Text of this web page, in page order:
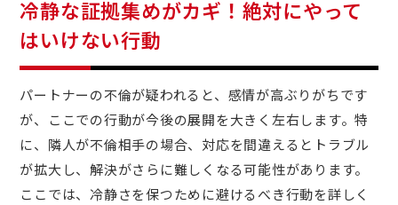
冷静な証拠集めがカギ！絶対にやって
はいけない行動
パートナーの不倫が疑われると、感情が高ぶりがちです
が、ここでの行動が今後の展開を大きく左右します。特
に、隣人が不倫相手の場合、対応を間違えるとトラブル
が拡大し、解決がさらに難しくなる可能性があります。
ここでは、冷静さを保つために避けるべき行動を詳しく